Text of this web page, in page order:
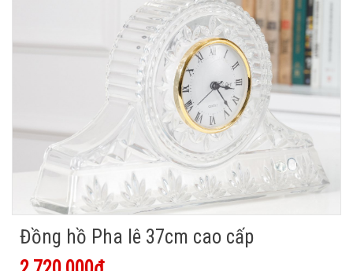
Đồng hồ Pha lê 37cm cao cấp